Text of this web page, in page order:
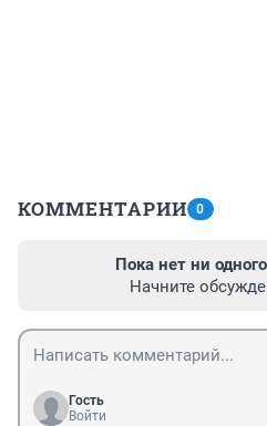
КОММЕНТАРИИ 0
Пока нет ни
Начните
Гость
Войти